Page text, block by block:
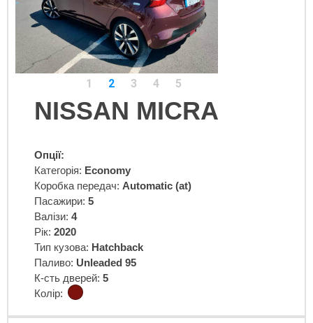
1 2 3 4 5
NISSAN MICRA
Опції:
Категорія: Economy
Коробка передач: Automatic (at)
Пасажири: 5
Валізи: 4
Рік: 2020
Тип кузова: Hatchback
Паливо: Unleaded 95
К-сть дверей: 5
Колір: